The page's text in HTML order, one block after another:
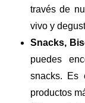
través de
vivo y
Snacks,
puedes
snacks. Es
productos